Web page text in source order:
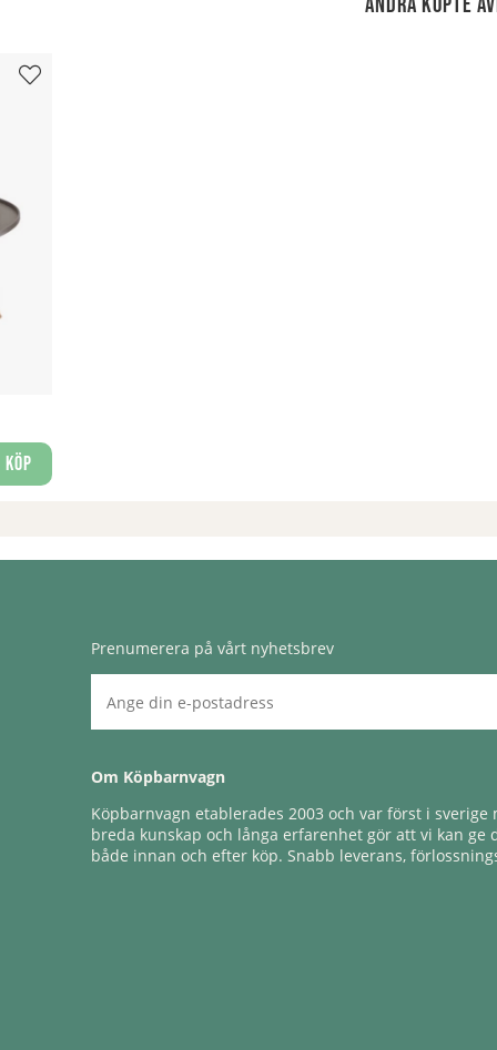
Köp
Prenumerera på vårt nyhetsbrev
Om Köpbarnvagn
Köpbarnvagn etablerades 2003 och var först i
breda kunskap och långa erfarenhet gör att vi kan ge
både innan och efter köp. Snabb leverans,